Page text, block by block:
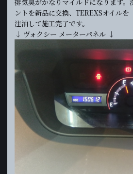
ントを新品に交換、TEREXSオイルを
注油して施工完了です。
↓ ヴォクシー メーターパネル ↓